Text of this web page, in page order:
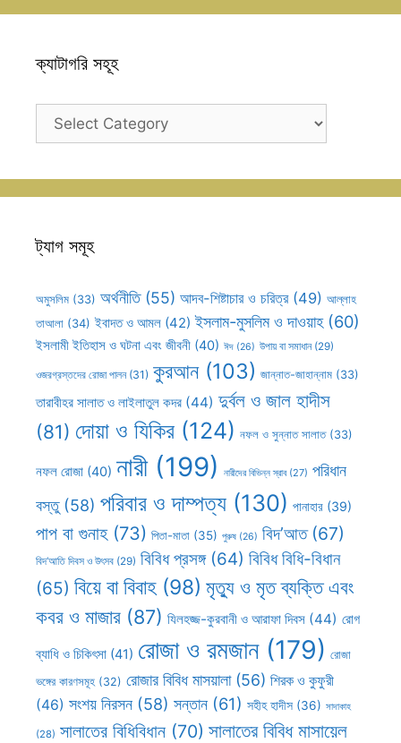
ক্যাটাগরি সহূহ
ক্যাটাগরি
ট্যাগ সমূহ
অমুসলিম (33) অর্থনীতি(55) আদব-শিষ্টাচার ও চরিত্র(49) আল্লাহ
তাআলা (34) ইবাদত ও আমল (42) ইসলাম-মুসলিম ও দাওয়াহ(60)
ইসলামী ইতিহাস ও ঘটনা এবং জীবনী (40) ঈদ (26) উপায় বা সমাধান(29)
ওজরগ্রস্তদের রোজা পালন(31) কুরআন(103) জান্নাত-জাহান্নাম (33)
তারাবীহর সালাত ও লাইলাতুল কদর (44) দুর্বল ও জাল হাদীস
(81) দোয়া ও যিকির (124) নফল ও সুন্নাত সালাত(33)
নফল রোজা (40) নারী(199) নারীদের বিভিন্ন স্রাব(27) পরিধান
বস্তু(58) পরিবার ও দাম্পত্য (130) পানাহার (39)
পাপ বা গুনাহ(73) পিতা-মাতা (35) পুরুষ (26) বিদ’আত(67)
বিদ’আতি দিবস ও উৎসব (29) বিবিধ প্রসঙ্গ(64) বিবিধ বিধি-বিধান
(65) বিয়ে বা বিবাহ (98) মৃত্যু ও মৃত ব্যক্তি এবং
কবর ও মাজার (87) যিলহজ্জ-কুরবানী ও আরাফা দিবস (44) রোগ
ব্যাধি ও চিকিৎসা (41) রোজা ও রমজান(179) রোজা
ভঙ্গের কারণসমূহ (32) রোজার বিবিধ মাসয়ালা(56) শিরক ও কুফুরী
(46) সংশয় নিরসন (58) সন্তান (61) সহীহ হাদীস (36) সাদাকাহ
(28) সালাতের বিধিবিধান (70) সালাতের বিবিধ মাসায়েল